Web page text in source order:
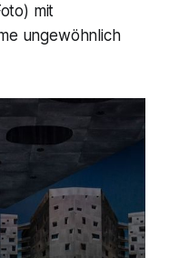
mit
ungewöhnlich